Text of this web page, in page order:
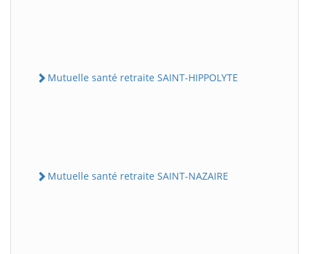
Mutuelle santé retraite SAINT-HIPPOLYTE
Mutuelle santé retraite SAINT-NAZAIRE